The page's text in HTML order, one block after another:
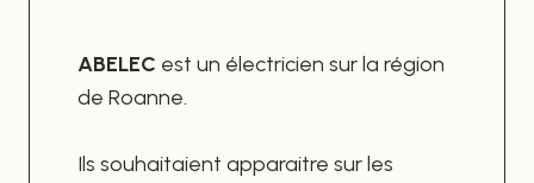
ABELEC est un électricien sur la région
de Roanne.
Ils souhaitaient apparaitre sur les